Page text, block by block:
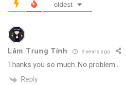
oldest
Lâm Trung Tính 9 years ago
Thanks you so much..No problem..
Reply